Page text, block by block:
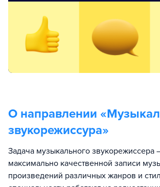
О направлении «
звукорежиссура»
Задача музыкального звукорежиссера
максимально качественной записи
произведений различных жанров и